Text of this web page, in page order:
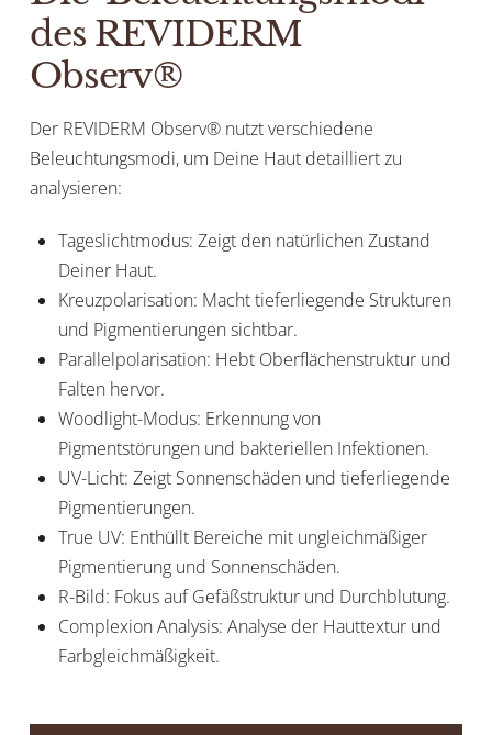
des REVIDERM
Observ®
Der REVIDERM Observ® nutzt verschiedene
Beleuchtungsmodi, um Deine Haut detailliert zu
analysieren:
Tageslichtmodus: Zeigt den natürlichen Zustand
Deiner Haut.
Kreuzpolarisation: Macht tieferliegende Strukturen
und Pigmentierungen sichtbar.
Parallelpolarisation: Hebt Oberflächenstruktur und
Falten hervor.
Woodlight-Modus: Erkennung von
Pigmentstörungen und bakteriellen Infektionen.
UV-Licht: Zeigt Sonnenschäden und tieferliegende
Pigmentierungen.
True UV: Enthüllt Bereiche mit ungleichmäßiger
Pigmentierung und Sonnenschäden.
R-Bild: Fokus auf Gefäßstruktur und Durchblutung.
Complexion Analysis: Analyse der Hauttextur und
Farbgleichmäßigkeit.